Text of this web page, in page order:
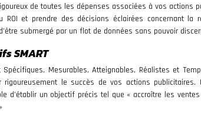
de toutes les dépenses associées à vos actions
ROI et prendre des décisions éclairées concernant
submergé par un flot de données sans pouvoir
SMART
Mesurables, Atteignables, Réalistes et
rigoureusement le succès de vos actions
d’établir un objectif précis tel que « accroître les